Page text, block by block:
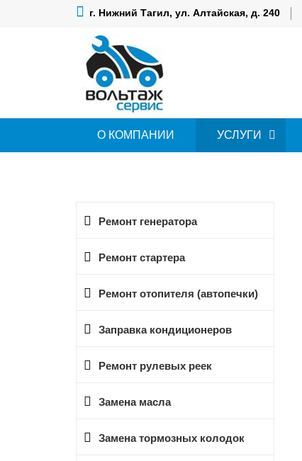
г. Нижний Тагил, ул. Алтайская, д. 240
О КОМПАНИИ УСЛУГИ
Ремонт генератора
Ремонт стартера
Ремонт отопителя (автопечки)
Заправка кондиционеров
Ремонт рулевых реек
Замена масла
Замена тормозных колодок